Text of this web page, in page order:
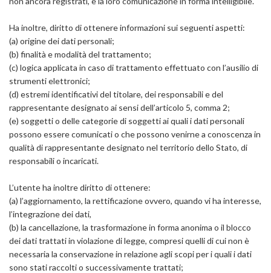
Ha inoltre, diritto di ottenere informazioni sui seguenti aspetti:
(a) origine dei dati personali;
(b) finalità e modalità del trattamento;
(c) logica applicata in caso di trattamento effettuato con l’ausilio di
strumenti elettronici;
(d) estremi identificativi del titolare, dei responsabili e del
rappresentante designato ai sensi dell’articolo 5, comma 2;
(e) soggetti o delle categorie di soggetti ai quali i dati personali
possono essere comunicati o che possono venirne a conoscenza in
qualità di rappresentante designato nel territorio dello Stato, di
responsabili o incaricati.
L’utente ha inoltre diritto di ottenere:
(a) l’aggiornamento, la rettificazione ovvero, quando vi ha interesse,
l’integrazione dei dati,
(b) la cancellazione, la trasformazione in forma anonima o il blocco
dei dati trattati in violazione di legge, compresi quelli di cui non è
necessaria la conservazione in relazione agli scopi per i quali i dati
sono stati raccolti o successivamente trattati;